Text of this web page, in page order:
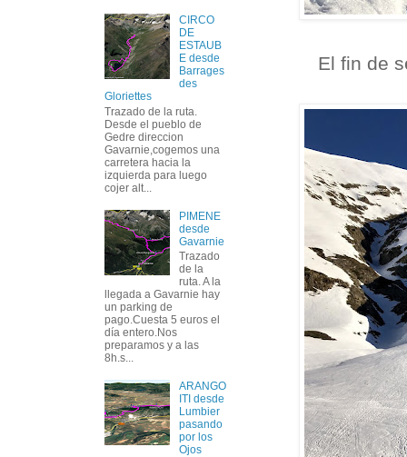
El fin de
CIRCO
DE
ESTAUB
E desde
Barrages
des
Gloriettes
Trazado de la ruta.
Desde el pueblo de
Gedre direccion
Gavarnie,cogemos una
carretera hacia la
izquierda para luego
cojer alt...
PIMENE
desde
Gavarnie
Trazado
de la
ruta. A la
llegada a Gavarnie hay
un parking de
pago.Cuesta 5 euros el
día entero.Nos
preparamos y a las
8h.s...
ARANGO
ITI desde
Lumbier
pasando
por los
Ojos